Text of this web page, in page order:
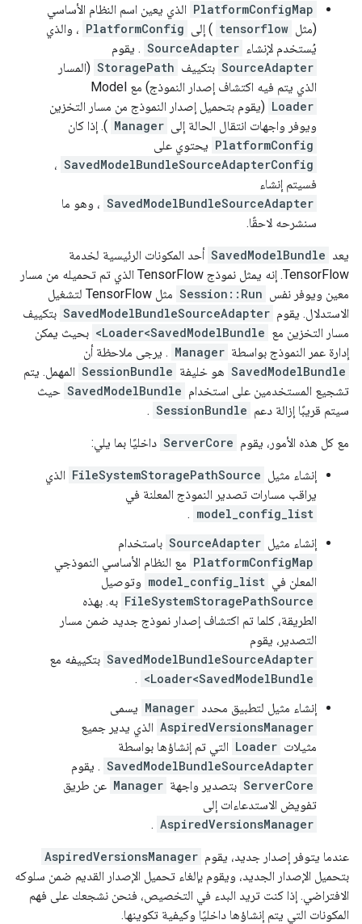
PlatformConfigMap الذي يعين اسم النظام الأساسي
(مثل tensorflow ) إلى PlatformConfig ، والذي
يُستخدم لإنشاء SourceAdapter . يقوم
SourceAdapter بتكييف StoragePath (المسار
الذي يتم فيه اكتشاف إصدار النموذج) مع Model
Loader (يقوم بتحميل إصدار النموذج من مسار التخزين
ويوفر واجهات انتقال الحالة إلى Manager ). إذا كان
PlatformConfig يحتوي على
SavedModelBundleSourceAdapterConfig ،
فسيتم إنشاء
SavedModelBundleSourceAdapter ، وهو ما
سنشرحه لاحقًا.
يعد SavedModelBundle أحد المكونات الرئيسية لخدمة
TensorFlow. إنه يمثل نموذج TensorFlow الذي تم تحميله من مسار
معين ويوفر نفس Session::Run
مثل TensorFlow لتشغيل
الاستدلال. يقوم SavedModelBundleSourceAdapter بتكييف
مسار التخزين مع Loader<SavedModelBundle>
بحيث يمكن
إدارة عمر النموذج بواسطة Manager . يرجى ملاحظة أن
SavedModelBundle هو خليفة SessionBundle المهمل. يتم
تشجيع المستخدمين على استخدام SavedModelBundle حيث
سيتم قريبًا إزالة دعم SessionBundle
.
مع كل هذه الأمور، يقوم ServerCore داخليًا بما يلي:
إنشاء مثيل FileSystemStoragePathSource الذي
يراقب مسارات تصدير النموذج المعلنة في
model_config_list
.
إنشاء مثيل SourceAdapter باستخدام
PlatformConfigMap مع النظام الأساسي النموذجي
المعلن في model_config_list وتوصيل
FileSystemStoragePathSource به. بهذه
الطريقة، كلما تم اكتشاف إصدار نموذج جديد ضمن مسار
التصدير، يقوم
SavedModelBundleSourceAdapter بتكييفه مع
Loader<SavedModelBundle>
.
إنشاء مثيل لتطبيق محدد Manager يسمى
AspiredVersionsManager الذي يدير جميع
مثيلات Loader التي تم إنشاؤها بواسطة
SavedModelBundleSourceAdapter . يقوم
ServerCore بتصدير واجهة Manager عن طريق
تفويض الاستدعاءات إلى
AspiredVersionsManager
.
عندما يتوفر إصدار جديد، يقوم AspiredVersionsManager
بتحميل الإصدار الجديد، ويقوم بإلغاء تحميل الإصدار القديم ضمن سلوكه
الافتراضي. إذا كنت تريد البدء في التخصيص، فنحن نشجعك على فهم
المكونات التي يتم إنشاؤها داخليًا وكيفية تكوينها.